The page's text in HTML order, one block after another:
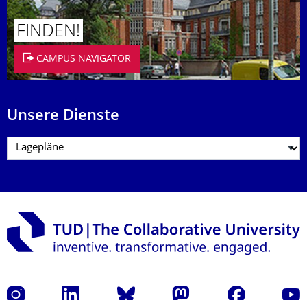
FINDEN!
CAMPUS NAVIGATOR
Unsere Dienste
Instagram LinkedIn Bluesky Mastodon Facebook